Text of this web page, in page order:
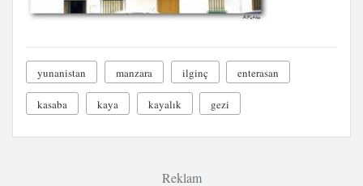
yunanistan manzara ilginç enterasan
kasaba kaya kayalık gezi
Reklam